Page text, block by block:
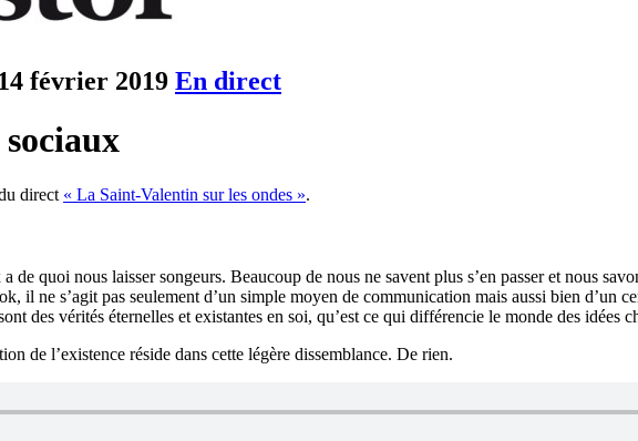
14 février 2019 En direct
direct « La Saint-Valentin sur les ondes ».
de quoi nous laisser songeurs. Beaucoup de nous ne savent plus s’en passer et nous
il ne s’agit pas seulement d’un simple moyen de communication mais aussi bien d’un
des vérités éternelles et existantes en soi, qu’est ce qui différencie le monde des idées
de l’existence réside dans cette légère dissemblance. De rien.